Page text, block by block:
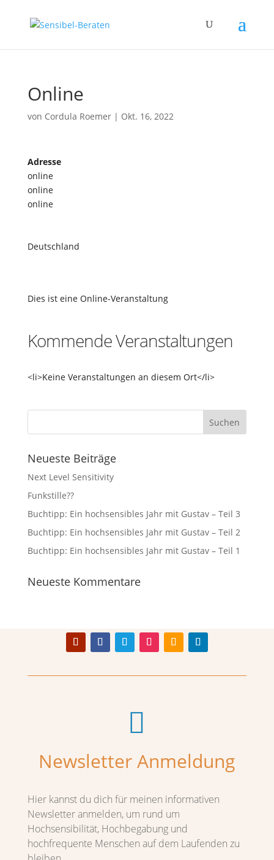
Online
von Cordula Roemer| Okt. 16, 2022
Adresse
online
online
online
Deutschland
Dies ist eine Online-Veranstaltung
Kommende Veranstaltungen
<li>Keine Veranstaltungen an diesem Ort</li>
Neueste Beiträge
Next Level Sensitivity
Funkstille??
Buchtipp: Ein hochsensibles Jahr mit Gustav – Teil 3
Buchtipp: Ein hochsensibles Jahr mit Gustav – Teil 2
Buchtipp: Ein hochsensibles Jahr mit Gustav – Teil 1
Neueste Kommentare

Newsletter Anmeldung
Hier kannst du dich für meinen informativen
Newsletter anmelden, um rund um
Hochsensibilität, Hochbegabung und
hochfrequente Menschen auf dem Laufenden zu